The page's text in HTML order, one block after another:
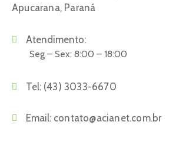
Apucarana, Paraná
Atendimento:
Seg – Sex: 8:00 – 18:00
Tel: (43) 3033-6670
Email: contato@acianet.com.br